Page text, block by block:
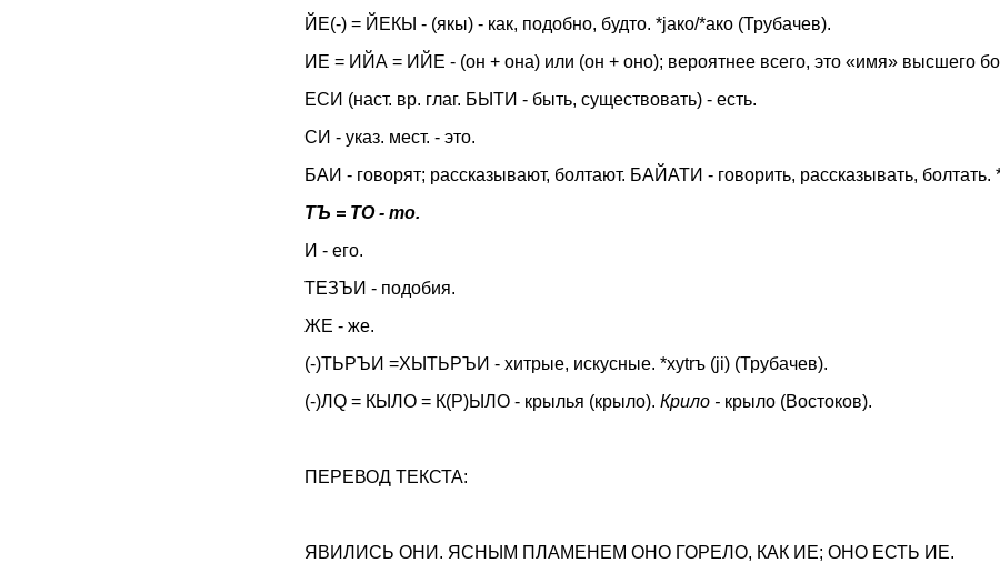
ЙЕ(-) = ЙЕКЫ - (якы) - как, подобно, будто. *jако/*ако (Трубачев).
ИE = ИЙА = ИЙЕ - (он + она) или (он + оно); вероятнее всего, это «имя» высшего
EСИ (наст. вр. глаг. БЫТИ - быть, существовать) - есть.
СИ - указ. мест. - это.
БАИ - говорят; рассказывают, болтают. БАЙАТИ - говорить, рассказывать, болтать.
ТЪ = ТO - то.
И - его.
ТЕЗЪИ - подобия.
ЖЕ - же.
(-)ТЬРЪИ =ХЫТЬРЪИ - хитрые, искусные. *xytrъ (ji) (Трубачев).
(-)ЛQ = КЫЛО = К(Р)ЫЛО - крылья (крыло). Крило -крыло (Востоков).
ПЕРЕВОД ТЕКСТА:
ЯВИЛИСЬ ОНИ. ЯСНЫМ ПЛАМЕНЕМ ОНО ГОРЕЛО, КАК ИЕ; ОНО ЕСТЬ ИЕ.